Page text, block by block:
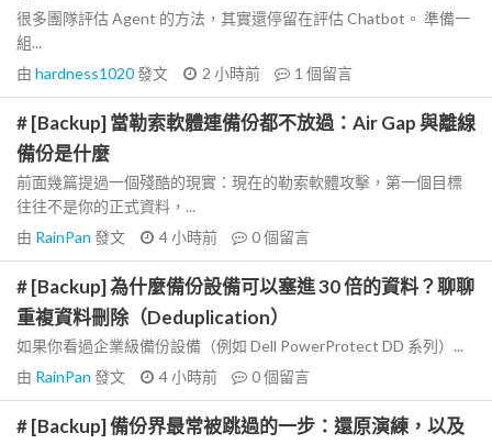
很多團隊評估 Agent 的方法，其實還停留在評估 Chatbot。 準備一
組...
由 hardness1020發文 2 小時前 1 個留言
# [Backup] 當勒索軟體連備份都不放過：Air Gap 與離線
備份是什麼
前面幾篇提過一個殘酷的現實：現在的勒索軟體攻擊，第一個目標
往往不是你的正式資料，...
由 RainPan 發文 4 小時前 0個留言
# [Backup] 為什麼備份設備可以塞進 30 倍的資料？聊聊
重複資料刪除（Deduplication）
如果你看過企業級備份設備（例如 Dell PowerProtect DD 系列）...
由 RainPan 發文 4 小時前 0個留言
# [Backup] 備份界最常被跳過的一步：還原演練，以及